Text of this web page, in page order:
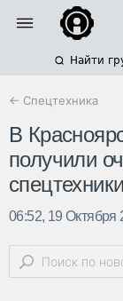
Найти
← Спецтехника
В
получили
спецтехники
06:52, 19 Октября